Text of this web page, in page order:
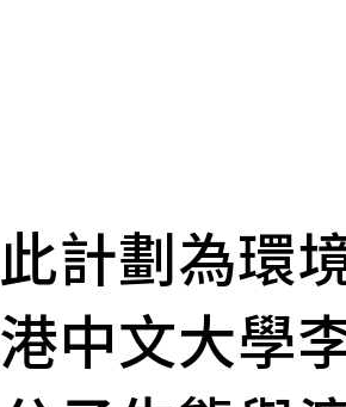
此計劃為環
港中文大學